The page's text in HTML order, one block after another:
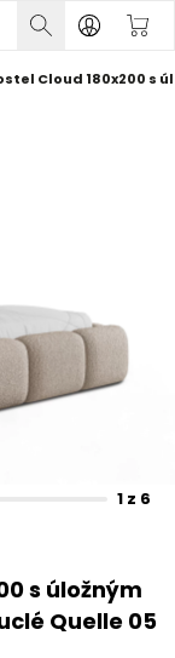
Cloud 180x200 s
1 z 6
s úložným
Quelle 05